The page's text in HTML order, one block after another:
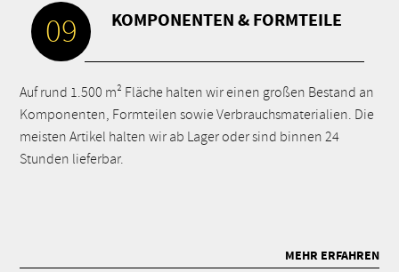
09 KOMPONENTEN & FORMTEILE
Auf rund 1.500 m² Fläche halten wir einen großen Bestand an
Komponenten, Formteilen sowie Verbrauchsmaterialien. Die
meisten Artikel halten wir ab Lager oder sind binnen 24
Stunden lieferbar.
MEHR ERFAHREN